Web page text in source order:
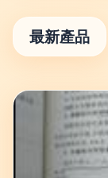
最新產品